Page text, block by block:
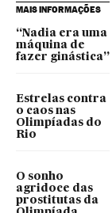
MAIS INFORMAÇÕES
“Nadia era uma
máquina de
fazer ginástica”
Estrelas contra
o caos nas
Olimpíadas do
Rio
O sonho
agridoce das
prostitutas da